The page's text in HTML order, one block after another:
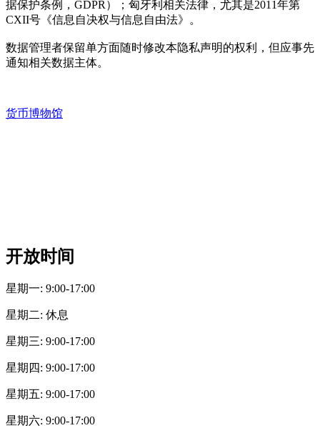
据保护条例，GDPR）；匈牙利相关法律，尤其是2011年第
CXII号《信息自决权与信息自由法》。
数据管理者保留单方面随时修改本隐私声明的权利，但应事先
通知相关数据主体。
货币博物馆
开放时间
星期一: 9:00-17:00
星期二: 休息
星期三: 9:00-17:00
星期四: 9:00-17:00
星期五: 9:00-17:00
星期六: 9:00-17:00